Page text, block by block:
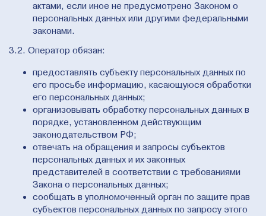
актами, если иное не предусмотрено Законом о
персональных данных или другими федеральными
законами.
3.2. Оператор обязан:
предоставлять субъекту персональных данных по
его просьбе информацию, касающуюся обработки
его персональных данных;
организовывать обработку персональных данных в
порядке, установленном действующим
законодательством РФ;
отвечать на обращения и запросы субъектов
персональных данных и их законных
представителей в соответствии с требованиями
Закона о персональных данных;
сообщать в уполномоченный орган по защите прав
субъектов персональных данных по запросу этого